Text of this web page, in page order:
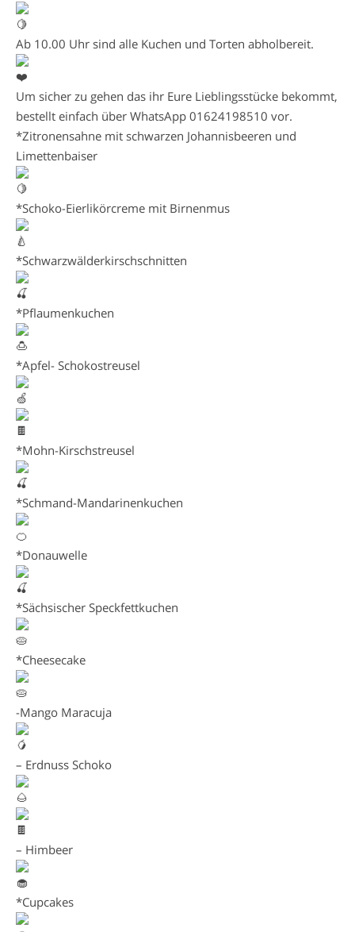
Ab 10.00 Uhr sind alle Kuchen und Torten abholbereit.
Um sicher zu gehen das ihr Eure Lieblingsstücke bekommt,
bestellt einfach über WhatsApp 01624198510 vor.
*Zitronensahne mit schwarzen Johannisbeeren und
Limettenbaiser
*Schoko-Eierlikörcreme mit Birnenmus
*Schwarzwälderkirschschnitten
*Pflaumenkuchen
*Apfel- Schokostreusel
*Mohn-Kirschstreusel
*Schmand-Mandarinenkuchen
*Donauwelle
*Sächsischer Speckfettkuchen
*Cheesecake
-Mango Maracuja
– Erdnuss Schoko
– Himbeer
*Cupcakes